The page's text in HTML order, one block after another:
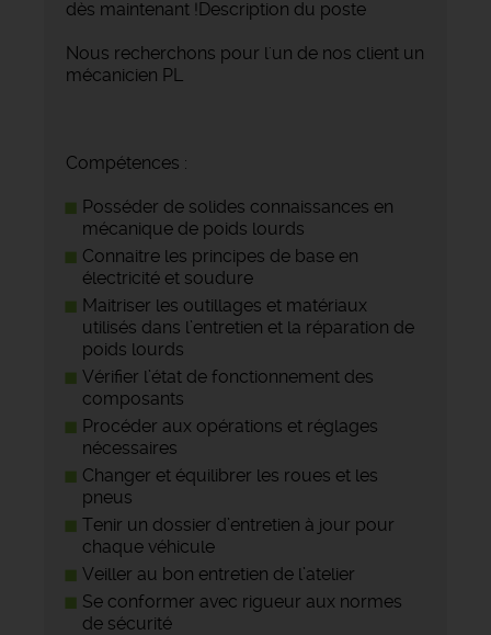
dès maintenant !Description du poste
Nous recherchons pour l'un de nos client un
mécanicien PL
Compétences :
Posséder de solides connaissances en
mécanique de poids lourds
Connaitre les principes de base en
électricité et soudure
Maitriser les outillages et matériaux
utilisés dans l’entretien et la réparation de
poids lourds
Vérifier l’état de fonctionnement des
composants
Procéder aux opérations et réglages
nécessaires
Changer et équilibrer les roues et les
pneus
Tenir un dossier d’entretien à jour pour
chaque véhicule
Veiller au bon entretien de l’atelier
Se conformer avec rigueur aux normes
de sécurité